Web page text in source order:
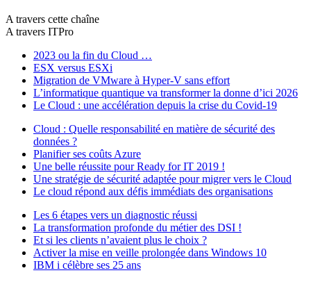
A travers cette chaîne
A travers ITPro
2023 ou la fin du Cloud …
ESX versus ESXi
Migration de VMware à Hyper-V sans effort
L’informatique quantique va transformer la donne d’ici 2026
Le Cloud : une accélération depuis la crise du Covid-19
Cloud : Quelle responsabilité en matière de sécurité des
données ?
Planifier ses coûts Azure
Une belle réussite pour Ready for IT 2019 !
Une stratégie de sécurité adaptée pour migrer vers le Cloud
Le cloud répond aux défis immédiats des organisations
Les 6 étapes vers un diagnostic réussi
La transformation profonde du métier des DSI !
Et si les clients n’avaient plus le choix ?
Activer la mise en veille prolongée dans Windows 10
IBM i célèbre ses 25 ans